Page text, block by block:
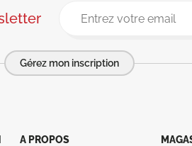
Gérez mon inscription
A PROPOS